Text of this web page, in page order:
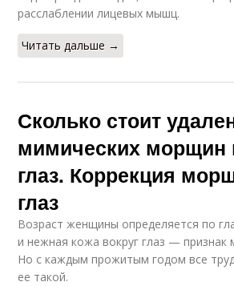
расслаблении лицевых мышц.
Читать дальше →
Сколько стоит
мимических морщин
глаз. Коррекция
глаз
Возраст женщины определяется по
и нежная кожа вокруг глаз — признак
Но с каждым прожитым годом все
ее такой.